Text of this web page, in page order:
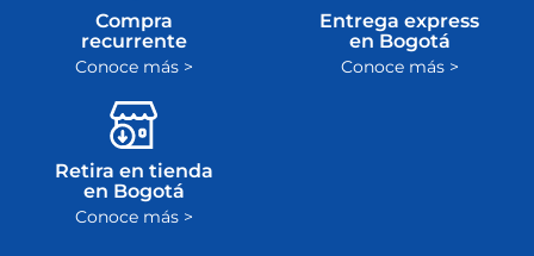
Compra
recurrente
Conoce más >
Entrega express
en Bogotá
Conoce más >
Retira en tienda
en Bogotá
Conoce más >